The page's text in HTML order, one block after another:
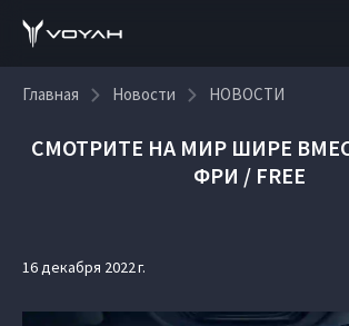
Главная Новости НОВОСТИ
СМОТРИТЕ НА МИР ШИРЕ
ФРИ / FREE
16 декабря 2022 г.